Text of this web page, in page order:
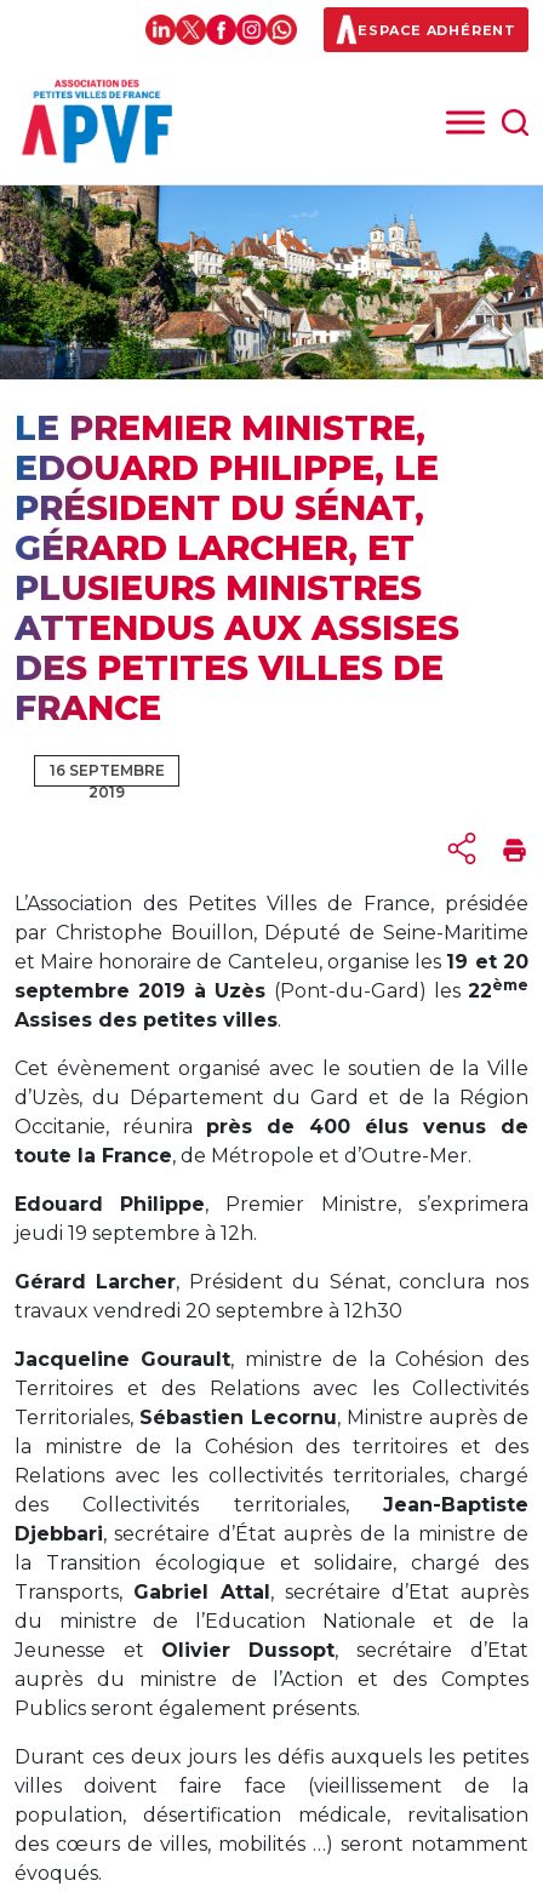
ESPACE ADHÉRENT
LE PREMIER MINISTRE,
EDOUARD PHILIPPE, LE
PRÉSIDENT DU SÉNAT,
GÉRARD LARCHER, ET
PLUSIEURS MINISTRES
ATTENDUS AUX ASSISES
DES PETITES VILLES DE
FRANCE
16 SEPTEMBRE
2019
L’Association des Petites Villes de France, présidée
par Christophe Bouillon, Député de Seine-Maritime
et Maire honoraire de Canteleu, organise les 19 et 20
septembre 2019 à Uzès (Pont-du-Gard) les 22ème
Assises des petites villes.
Cet évènement organisé avec le soutien de la Ville
d’Uzès, du Département du Gard et de la Région
Occitanie, réunira près de 400 élus venus de
toute la France, de Métropole et d’Outre-Mer.
Edouard Philippe, Premier Ministre, s’exprimera
jeudi 19 septembre à 12h.
Gérard Larcher, Président du Sénat, conclura nos
travaux vendredi 20 septembre à 12h30
Jacqueline Gourault, ministre de la Cohésion des
Territoires et des Relations avec les Collectivités
Territoriales, Sébastien Lecornu, Ministre auprès de
la ministre de la Cohésion des territoires et des
Relations avec les collectivités territoriales, chargé
des Collectivités territoriales, Jean-Baptiste
Djebbari, secrétaire d’État auprès de la ministre de
la Transition écologique et solidaire, chargé des
Transports, Gabriel Attal, secrétaire d’Etat auprès
du ministre de l’Education Nationale et de la
Jeunesse et Olivier Dussopt, secrétaire d’Etat
auprès du ministre de l’Action et des Comptes
Publics seront également présents.
Durant ces deux jours les défis auxquels les petites
villes doivent faire face (vieillissement de la
population, désertification médicale, revitalisation
des cœurs de villes, mobilités …) seront notamment
évoqués.